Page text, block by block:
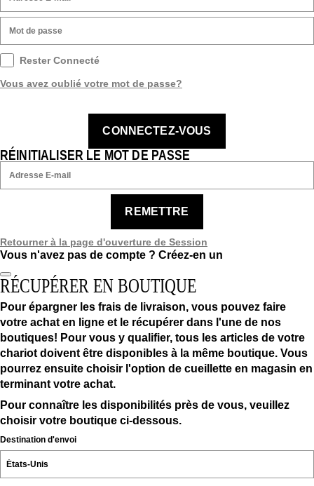
Rester Connecté
Vous avez oublié votre mot de passe?
CONNECTEZ-VOUS
RÉINITIALISER LE MOT DE PASSE
REMETTRE
Retourner à la page d'ouverture de Session
Vous n'avez pas de compte ? Créez-en un
RÉCUPÉRER EN BOUTIQUE
Pour épargner les frais de livraison, vous pouvez faire
votre achat en ligne et le récupérer dans l'une de nos
boutiques! Pour vous y qualifier, tous les articles de votre
chariot doivent être disponibles à la même boutique. Vous
pourrez ensuite choisir l'option de cueillette en magasin en
terminant votre achat.
Pour connaître les disponibilités près de vous, veuillez
choisir votre boutique ci-dessous.
Destination d'envoi